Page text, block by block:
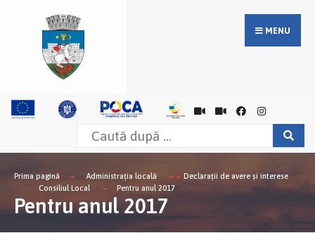
MENU
Prima pagină Administrația locală
Declarații de avere și interese
Consiliul Local
Pentru anul 2017
Pentru anul 2017